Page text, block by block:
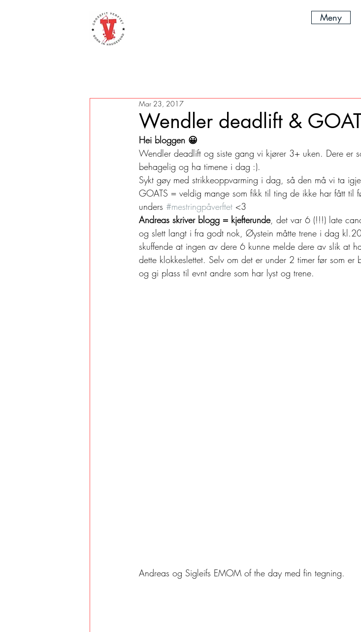
Meny
Wendler deadlift &
Mar 23, 2017
Hei bloggen 😀
Wendler deadlift og siste gang vi kjører 3+ uken. Dere er
behagelig og ha timene i dag :).
Sykt gøy med strikkeoppvarming i dag, så den må vi ta
GOATS = veldig mange som fikk til ting de ikke har fått til
unders #mestringpåverftet <3
Andreas skriver blogg = kjefterunde, det var 6 (!!!) late
og slett langt i fra godt nok, Øystein måtte trene i dag
skuffende at ingen av dere 6 kunne melde dere av slik at
dette klokkeslettet. Selv om det er under 2 timer før som
og gi plass til evnt andre som har lyst og trene.
Andreas og Sigleifs EMOM of the day med fin tegning.